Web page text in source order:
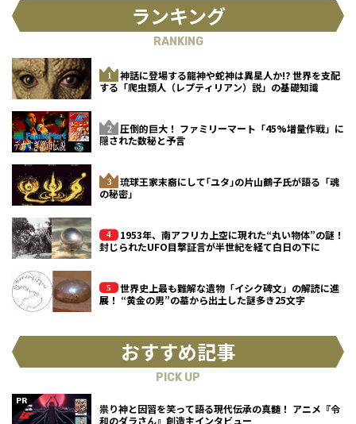
ランキング
RANKING
神話に登場する龍神や蛇神は異星人か!? 世界を支配
する「爬虫類人（レプティリアン）説」の基礎知識
圧倒的巨大！ ファミリーマート「45%増量作戦」に
隠された数秘と予言
琉球王家末裔にして｢ユタ｣の片山鶴子氏が語る「魂
の秘密」
1953年、南アフリカ上空に現れた“丸い物体”の謎！
封じられたUFO目撃証言が半世紀を経て白日の下に
世界史上最も難解な遺物「イシク碑文」の解読に進
展！ “黄金の男”の墓から出土した謎多き25文字
おすすめ記事
PICK UP
祟り神と因習を笑って語る現代伝承の真髄！ アニメ『令
和のダラさん』創造主インタビュー